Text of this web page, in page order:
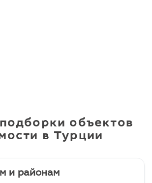
объектов
в Турции
и районам